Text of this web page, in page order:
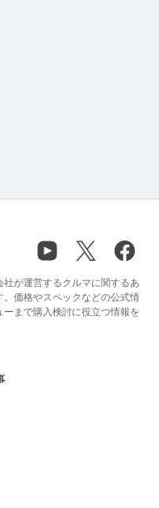
が運営するクルマに関するあ
価格やスペックなどの公式情
まで購入検討に役立つ情報を